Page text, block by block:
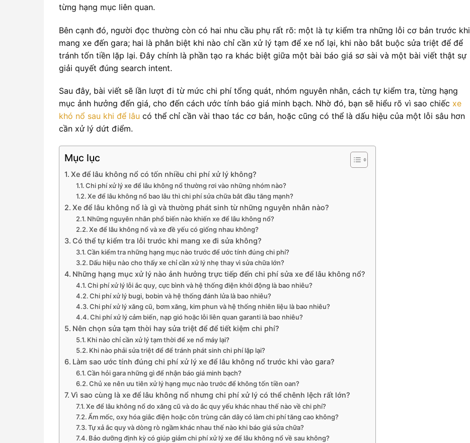
từng hạng mục liên quan.
Bên cạnh đó, người đọc thường còn có hai nhu cầu phụ rất rõ: một là tự kiểm tra những lỗi cơ bản trước khi
mang xe đến gara; hai là phân biệt khi nào chỉ cần xử lý tạm để xe nổ lại, khi nào bắt buộc sửa triệt để để
tránh tốn tiền lặp lại. Đây chính là phần tạo ra khác biệt giữa một bài báo giá sơ sài và một bài viết thật sự
giải quyết đúng search intent.
Sau đây, bài viết sẽ lần lượt đi từ mức chi phí tổng quát, nhóm nguyên nhân, cách tự kiểm tra, từng hạng
mục ảnh hưởng đến giá, cho đến cách ước tính báo giá minh bạch. Nhờ đó, bạn sẽ hiểu rõ vì sao chiếc xe
khó nổ sau khi để lâu có thể chỉ cần vài thao tác cơ bản, hoặc cũng có thể là dấu hiệu của một lỗi sâu hơn
cần xử lý dứt điểm.
Mục lục
Xe để lâu không nổ có tốn nhiều chi phí xử lý không?
Chi phí xử lý xe để lâu không nổ thường rơi vào những nhóm nào?
Xe để lâu không nổ bao lâu thì chi phí sửa chữa bắt đầu tăng mạnh?
Xe để lâu không nổ là gì và thường phát sinh từ những nguyên nhân nào?
Những nguyên nhân phổ biến nào khiến xe để lâu không nổ?
Xe để lâu không nổ và xe đề yếu có giống nhau không?
Có thể tự kiểm tra lỗi trước khi mang xe đi sửa không?
Cần kiểm tra những hạng mục nào trước để ước tính đúng chi phí?
Dấu hiệu nào cho thấy xe chỉ cần xử lý nhẹ thay vì sửa chữa lớn?
Những hạng mục xử lý nào ảnh hưởng trực tiếp đến chi phí sửa xe để lâu không nổ?
Chi phí xử lý lỗi ắc quy, cực bình và hệ thống điện khởi động là bao nhiêu?
Chi phí xử lý bugi, bobin và hệ thống đánh lửa là bao nhiêu?
Chi phí xử lý xăng cũ, bơm xăng, kim phun và hệ thống nhiên liệu là bao nhiêu?
Chi phí xử lý cảm biến, nạp gió hoặc lỗi liên quan garanti là bao nhiêu?
Nên chọn sửa tạm thời hay sửa triệt để để tiết kiệm chi phí?
Khi nào chỉ cần xử lý tạm thời để xe nổ máy lại?
Khi nào phải sửa triệt để để tránh phát sinh chi phí lặp lại?
Làm sao ước tính đúng chi phí xử lý xe để lâu không nổ trước khi vào gara?
Cần hỏi gara những gì để nhận báo giá minh bạch?
Chủ xe nên ưu tiên xử lý hạng mục nào trước để không tốn tiền oan?
Vì sao cùng là xe để lâu không nổ nhưng chi phí xử lý có thể chênh lệch rất lớn?
Xe để lâu không nổ do xăng cũ và do ắc quy yếu khác nhau thế nào về chi phí?
Ẩm mốc, oxy hóa giắc điện hoặc côn trùng cắn dây có làm chi phí tăng cao không?
Tự xả ắc quy và dòng rò ngầm khác nhau thế nào khi báo giá sửa chữa?
Bảo dưỡng định kỳ có giúp giảm chi phí xử lý xe để lâu không nổ về sau không?